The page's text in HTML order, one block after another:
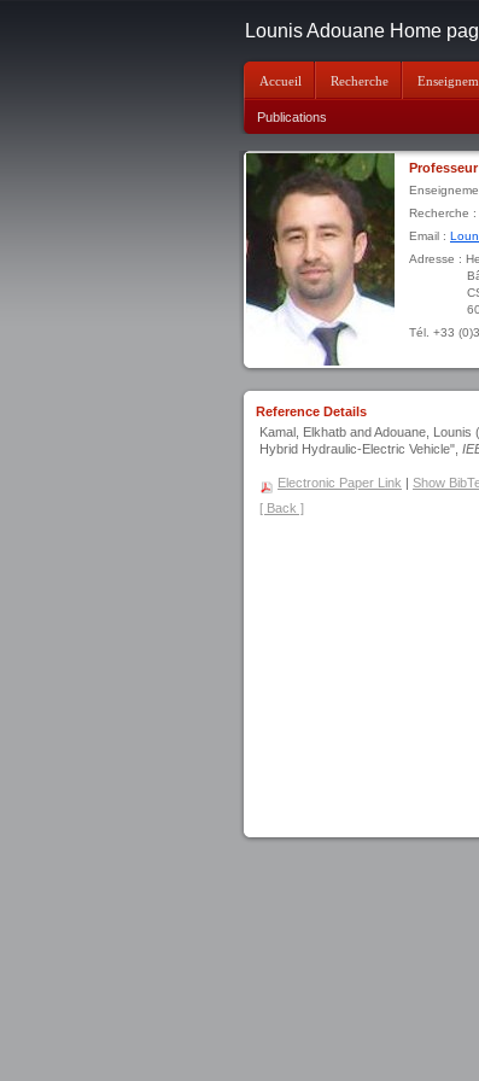
Accueil Recherche
Publications
Lounis Adouane Home
Professeur
Recherche :
Email :
Adresse :
CS
60203
Tél. +33
Reference Details
Kamal, Elkhatb and Adouane,
Hybrid Hydraulic-Electric Vehicle",
Electronic Paper Link | Show
[ Back ]